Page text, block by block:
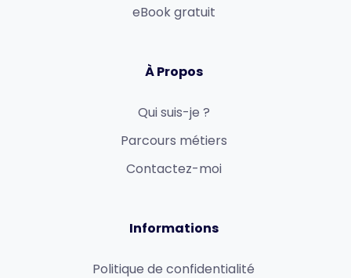
eBook gratuit
À Propos
Qui suis-je ?
Parcours métiers
Contactez-moi
Informations
Politique de confidentialité